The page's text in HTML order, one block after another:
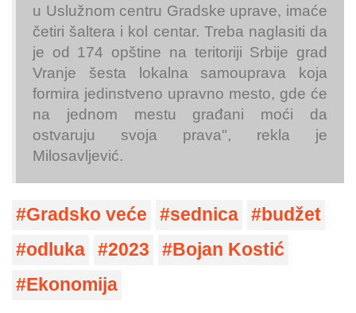
u Uslužnom centru Gradske uprave, imaće
četiri šaltera i kol centar. Treba naglasiti da
je od 174 opštine na teritoriji Srbije grad
Vranje šesta lokalna samouprava koja
formira jedinstveno upravno mesto, gde će
na jednom mestu građani moći da
ostvaruju svoja prava", rekla je
Milosavljević.
Gradsko veće sednica
budžet
odluka
2023
Bojan Kostić
Ekonomija